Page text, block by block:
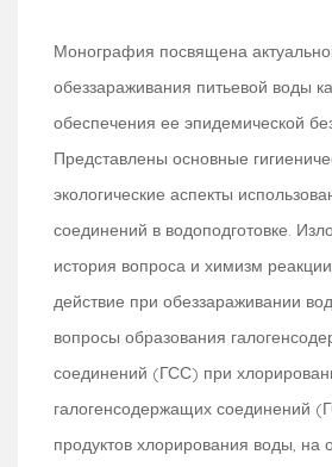
Монография посвящена
обеззараживания питьевой воды
обеспечения ее эпидемической
Представлены основные
экологические аспекты
соединений в водоподготовке.
история вопроса и химизм
действие при обеззараживании
вопросы образования
соединений (ГСС) при
галогенсодержащих соединений
продуктов хлорирования воды, на